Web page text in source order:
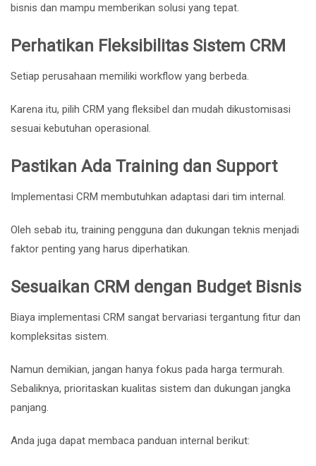
bisnis dan mampu memberikan solusi yang tepat.
Perhatikan Fleksibilitas Sistem CRM
Setiap perusahaan memiliki workflow yang berbeda.
Karena itu, pilih CRM yang fleksibel dan mudah dikustomisasi
sesuai kebutuhan operasional.
Pastikan Ada Training dan Support
Implementasi CRM membutuhkan adaptasi dari tim internal.
Oleh sebab itu, training pengguna dan dukungan teknis menjadi
faktor penting yang harus diperhatikan.
Sesuaikan CRM dengan Budget Bisnis
Biaya implementasi CRM sangat bervariasi tergantung fitur dan
kompleksitas sistem.
Namun demikian, jangan hanya fokus pada harga termurah.
Sebaliknya, prioritaskan kualitas sistem dan dukungan jangka
panjang.
Anda juga dapat membaca panduan internal berikut: